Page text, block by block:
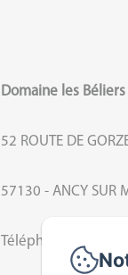
Domaine les Béliers
52 ROUTE DE
57130 - ANCY SUR
Téléphone: